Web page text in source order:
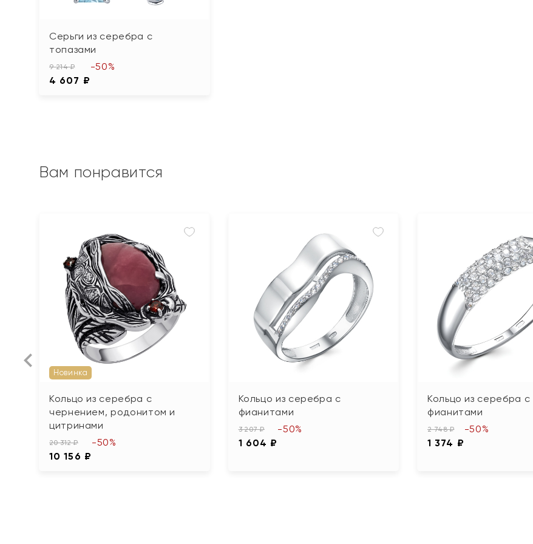
Серьги из серебра с
топазами
9 214 ₽
4 607 ₽
-50%
Вам понравится
Новинка
Кольцо из серебра с
чернением, родонитом и
цитринами
20 312 ₽
10 156 ₽
-50%
Кольцо из серебра с
фианитами
3 207 ₽
1 604 ₽
-50%
Кольцо из серебра с
фианитами
2 748 ₽
1 374 ₽
-50%